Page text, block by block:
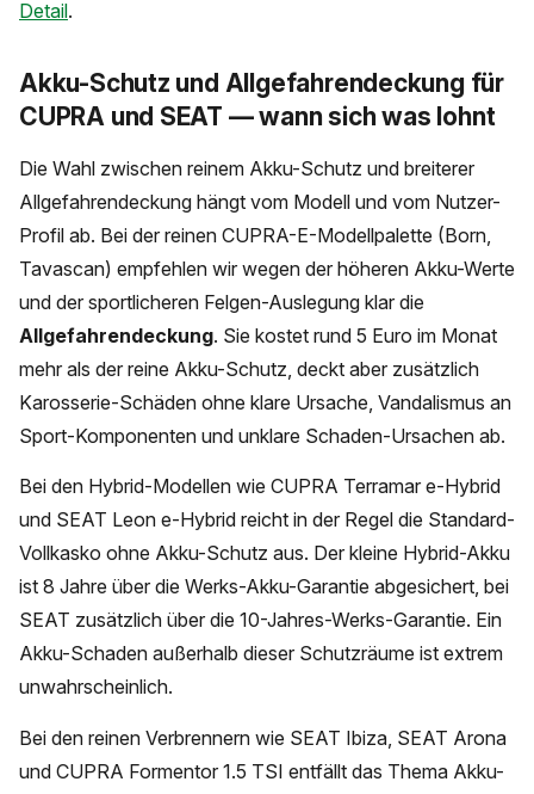
Detail.
Akku-Schutz und Allgefahrendeckung für
CUPRA und SEAT — wann sich was lohnt
Die Wahl zwischen reinem Akku-Schutz und breiterer
Allgefahrendeckung hängt vom Modell und vom Nutzer-
Profil ab. Bei der reinen CUPRA-E-Modellpalette (Born,
Tavascan) empfehlen wir wegen der höheren Akku-Werte
und der sportlicheren Felgen-Auslegung klar die
Allgefahrendeckung. Sie kostet rund 5 Euro im Monat
mehr als der reine Akku-Schutz, deckt aber zusätzlich
Karosserie-Schäden ohne klare Ursache, Vandalismus an
Sport-Komponenten und unklare Schaden-Ursachen ab.
Bei den Hybrid-Modellen wie CUPRA Terramar e-Hybrid
und SEAT Leon e-Hybrid reicht in der Regel die Standard-
Vollkasko ohne Akku-Schutz aus. Der kleine Hybrid-Akku
ist 8 Jahre über die Werks-Akku-Garantie abgesichert, bei
SEAT zusätzlich über die 10-Jahres-Werks-Garantie. Ein
Akku-Schaden außerhalb dieser Schutzräume ist extrem
unwahrscheinlich.
Bei den reinen Verbrennern wie SEAT Ibiza, SEAT Arona
und CUPRA Formentor 1.5 TSI entfällt das Thema Akku-